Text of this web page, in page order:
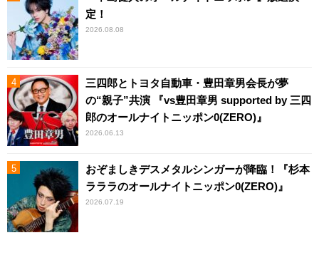
定！
2026.08.08
三四郎とトヨタ自動車・豊田章男会長が夢
の“親子”共演 『vs豊田章男 supported by 三四
郎のオールナイトニッポン0(ZERO)』
2026.06.13
おぞましきデスメタルシンガーが降臨！『杉本
ラララのオールナイトニッポン0(ZERO)』
2026.07.19